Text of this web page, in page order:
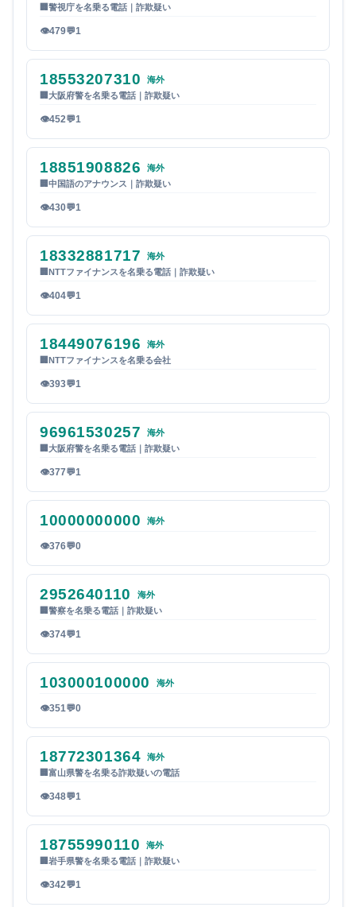
警視庁を名乗る電話｜詐欺疑い
👁479💬1
18553207310
海外
大阪府警を名乗る電話｜詐欺疑い
👁452💬1
18851908826
海外
中国語のアナウンス｜詐欺疑い
👁430💬1
18332881717
海外
NTTファイナンスを名乗る電話｜詐欺疑い
👁404💬1
18449076196
海外
NTTファイナンスを名乗る会社
👁393💬1
96961530257
海外
大阪府警を名乗る電話｜詐欺疑い
👁377💬1
10000000000 海外
👁376💬0
2952640110
海外
警察を名乗る電話｜詐欺疑い
👁374💬1
103000100000 海外
👁351💬0
18772301364
海外
富山県警を名乗る詐欺疑いの電話
👁348💬1
18755990110
海外
岩手県警を名乗る電話｜詐欺疑い
👁342💬1